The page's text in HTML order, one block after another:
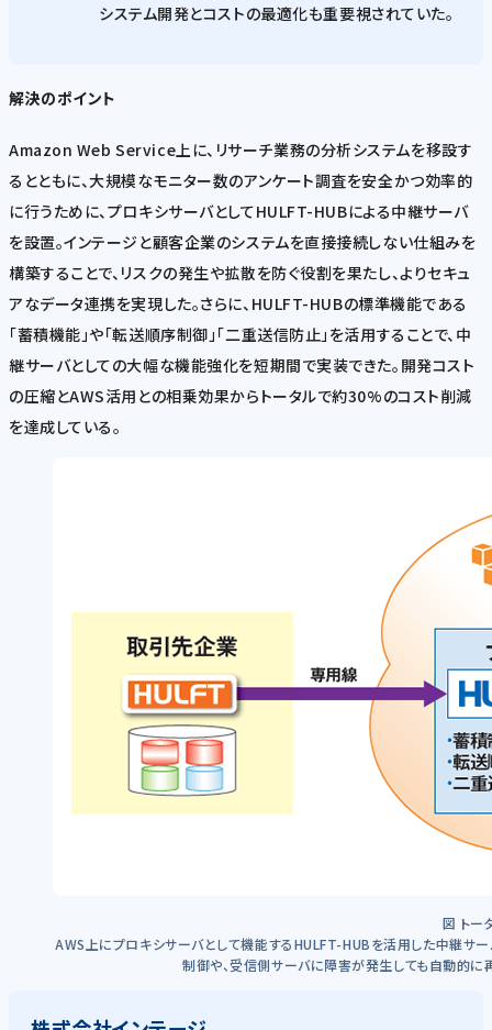
システム開発とコストの最適化も重要視されていた。
解決のポイント
Amazon Web Service上に、リサーチ業務の分析システムを移設す
るとともに、大規模なモニター数のアンケート調査を安全かつ効率的
に行うために、プロキシサーバとしてHULFT-HUBによる中継サーバ
を設置。インテージと顧客企業のシステムを直接接続しない仕組みを
構築することで、リスクの発生や拡散を防ぐ役割を果たし、よりセキュ
アなデータ連携を実現した。さらに、HULFT-HUBの標準機能である
「蓄積機能」や「転送順序制御」「二重送信防止」を活用することで、中
継サーバとしての大幅な機能強化を短期間で実装できた。開発コスト
の圧縮とAWS活用との相乗効果からトータルで約30%のコスト削減
を達成している。
図 トー
AWS上にプロキシサーバとして機能するHULFT-HUBを活用した中継サ
制御や、受信側サーバに障害が発生しても自動的に